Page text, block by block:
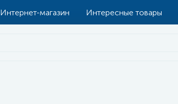
Интернет-магазин Интересные товары